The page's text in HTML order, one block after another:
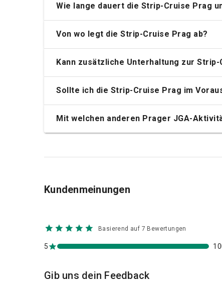
Wie lange dauert die Strip-Cruise Prag
Von wo legt die Strip-Cruise Prag ab?
Kann zusätzliche Unterhaltung zur
Sollte ich die Strip-Cruise Prag im
Mit welchen anderen Prager JGA-
Kundenmeinungen
Basierend auf 7 Bewertungen
5
Gib uns dein Feedback